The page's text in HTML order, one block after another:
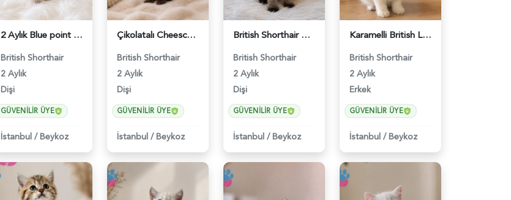
2 Aylık Blue point British Shorthair Nazlı Kızımız - 4642
British Shorthair
2 Aylık
Dişi
GÜVENILIR ÜYE
İstanbul /Beykoz
Çikolatalı Cheescake British Shorthair Dişi Yavrumuz - 4902
British Shorthair
2 Aylık
Dişi
GÜVENILIR ÜYE
İstanbul /Beykoz
British Shorthair Dişi Yavrumuz 2 Aylık - 4647
British Shorthair
2 Aylık
Dişi
GÜVENILIR ÜYE
İstanbul /Beykoz
Karamelli British Longhair Erkek 2 Aylık - 4919
British Shorthair
2 Aylık
Erkek
GÜVENILIR ÜYE
İstanbul /Beykoz